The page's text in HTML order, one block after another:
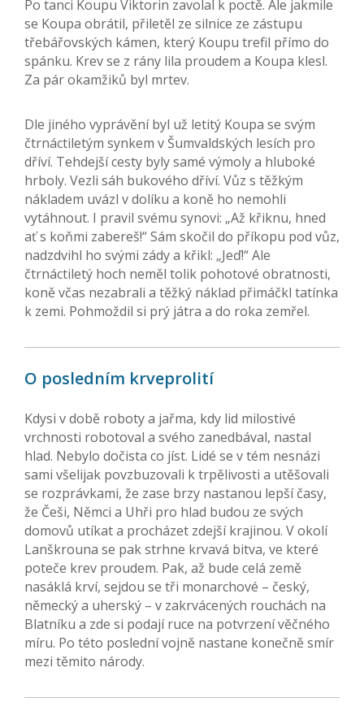
Po tanci Koupu Viktorin zavolal k poctě. Ale jakmile
se Koupa obrátil, přiletěl ze silnice ze zástupu
třebářovských kámen, který Koupu trefil přímo do
spánku. Krev se z rány lila proudem a Koupa klesl.
Za pár okamžiků byl mrtev.
Dle jiného vyprávění byl už letitý Koupa se svým
čtrnáctiletým synkem v Šumvaldských lesích pro
dříví. Tehdejší cesty byly samé výmoly a hluboké
hrboly. Vezli sáh bukového dříví. Vůz s těžkým
nákladem uvázl v dolíku a koně ho nemohli
vytáhnout. I pravil svému synovi: „Až křiknu, hned
ať s koňmi zabereš!“ Sám skočil do příkopu pod vůz,
nadzdvihl ho svými zády a křikl: „Jeď!“ Ale
čtrnáctiletý hoch neměl tolik pohotové obratnosti,
koně včas nezabrali a těžký náklad přimáčkl tatínka
k zemi. Pohmoždil si prý játra a do roka zemřel.
O posledním krveprolití
Kdysi v době roboty a jařma, kdy lid milostivé
vrchnosti robotoval a svého zanedbával, nastal
hlad. Nebylo dočista co jíst. Lidé se v tém nesnázi
sami všelijak povzbuzovali k trpělivosti a utěšovali
se rozprávkami, že zase brzy nastanou lepší časy,
že Češi, Němci a Uhři pro hlad budou ze svých
domovů utíkat a procházet zdejší krajinou. V okolí
Lanškrouna se pak strhne krvavá bitva, ve které
poteče krev proudem. Pak, až bude celá země
nasáklá krví, sejdou se tři monarchové – český,
německý a uherský – v zakrvácených rouchách na
Blatníku a zde si podají ruce na potvrzení věčného
míru. Po této poslední vojně nastane konečně smír
mezi těmito národy.